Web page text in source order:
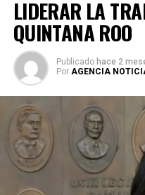
Durante su encargo en la
su agenda legislativa en
robustecer el desarrollo
turística y la equidad
LIDERAR LA
QUINTANA ROO
Publicado hace 2
Por AGENCIA